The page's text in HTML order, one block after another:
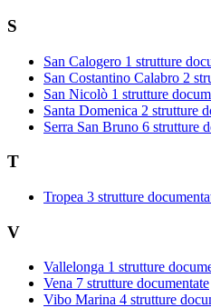
S
San Calogero 1 strutture
San Costantino Calabro 2
San Nicolò 1 strutture
Santa Domenica 2 strutture
Serra San Bruno 6 strutture
T
Tropea 3 strutture
V
Vallelonga 1 strutture
Vena 7 strutture documentate
Vibo Marina 4 strutture